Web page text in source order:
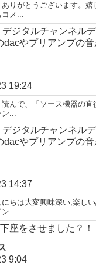
りがとうございます。嬉
コメ...
ジタルチャンネル
やプリアンプの音
19:24
んで、「ソース機器の
...
ジタルチャンネル
やプリアンプの音
14:37
ちは大変興味深い,楽し
ン...
座をさせました？！
9:04